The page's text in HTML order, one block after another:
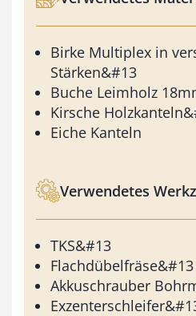
Birke Multiplex in
Stärken&#13
Buche Leimholz
Kirsche
Eiche Kanteln
Verwendetes
TKS&#13
Flachdübelfräse&#13
Akkuschrauber